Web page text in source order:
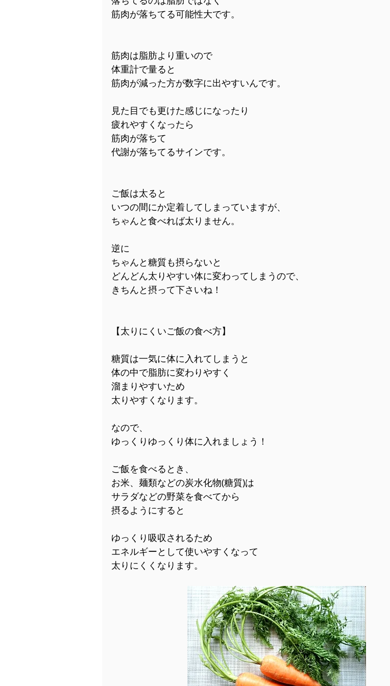
筋肉が落ちてる可能性大です。
筋肉は脂肪より重いので
体重計で量ると
筋肉が減った方が数字に出やすいんです。
見た目でも更けた感じになったり
疲れやすくなったら
筋肉が落ちて
代謝が落ちてるサインです。
ご飯は太ると
いつの間にか定着してしまっていますが、
ちゃんと食べれば太りません。
逆に
ちゃんと糖質も摂らないと
どんどん太りやすい体に変わってしまうので、
きちんと摂って下さいね！
【太りにくいご飯の食べ方】
糖質は一気に体に入れてしまうと
体の中で脂肪に変わりやすく
溜まりやすいため
太りやすくなります。
なので、
ゆっくりゆっくり体に入れましょう！
ご飯を食べるとき、
お米、麺類などの炭水化物(糖質)は
サラダなどの野菜を食べてから
摂るようにすると
ゆっくり吸収されるため
エネルギーとして使いやすくなって
太りにくくなります。